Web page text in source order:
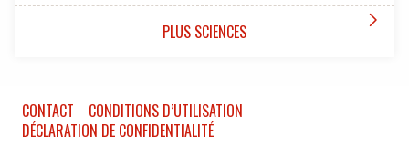
PLUS SCIENCES 
CONTACT
CONDITIONS D’UTILISATION
DÉCLARATION DE CONFIDENTIALITÉ